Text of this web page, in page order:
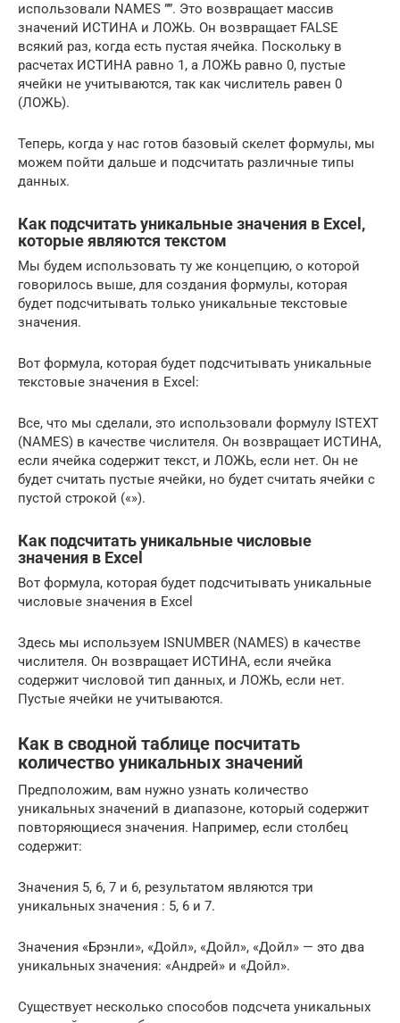
использовали NAMES ””. Это возвращает массив
значений ИСТИНА и ЛОЖЬ. Он возвращает FALSE
всякий раз, когда есть пустая ячейка. Поскольку в
расчетах ИСТИНА равно 1, а ЛОЖЬ равно 0, пустые
ячейки не учитываются, так как числитель равен 0
(ЛОЖЬ).
Теперь, когда у нас готов базовый скелет формулы, мы
можем пойти дальше и подсчитать различные типы
данных.
Как подсчитать уникальные значения в Excel,
которые являются текстом
Мы будем использовать ту же концепцию, о которой
говорилось выше, для создания формулы, которая
будет подсчитывать только уникальные текстовые
значения.
Вот формула, которая будет подсчитывать уникальные
текстовые значения в Excel:
Все, что мы сделали, это использовали формулу ISTEXT
(NAMES) в качестве числителя. Он возвращает ИСТИНА,
если ячейка содержит текст, и ЛОЖЬ, если нет. Он не
будет считать пустые ячейки, но будет считать ячейки с
пустой строкой («»).
Как подсчитать уникальные числовые
значения в Excel
Вот формула, которая будет подсчитывать уникальные
числовые значения в Excel
Здесь мы используем ISNUMBER (NAMES) в качестве
числителя. Он возвращает ИСТИНА, если ячейка
содержит числовой тип данных, и ЛОЖЬ, если нет.
Пустые ячейки не учитываются.
Как в сводной таблице посчитать
количество уникальных значений
Предположим, вам нужно узнать количество
уникальных значений в диапазоне, который содержит
повторяющиеся значения. Например, если столбец
содержит:
Значения 5, 6, 7 и 6, результатом являются три
уникальных значения : 5, 6 и 7.
Значения «Брэнли», «Дойл», «Дойл», «Дойл» — это два
уникальных значения: «Андрей» и «Дойл».
Существует несколько способов подсчета уникальных